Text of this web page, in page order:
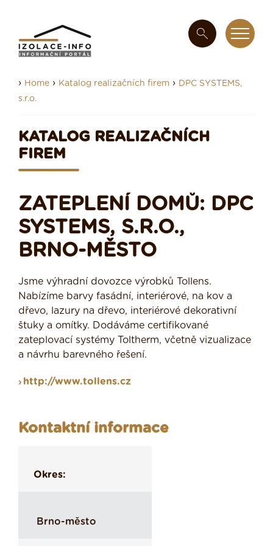
› Home › Katalog realizačních firem › DPC SYSTEMS,
s.r.o.
KATALOG REALIZAČNÍCH
FIREM
ZATEPLENÍ DOMŮ: DPC
SYSTEMS, S.R.O.,
BRNO-MĚSTO
Jsme výhradní dovozce výrobků Tollens.
Nabízíme barvy fasádní, interiérové, na kov a
dřevo, lazury na dřevo, interiérové dekorativní
štuky a omítky. Dodáváme certifikované
zateplovací systémy Toltherm, včetně vizualizace
a návrhu barevného řešení.
http://www.tollens.cz
Kontaktní informace
Okres:
Brno-město